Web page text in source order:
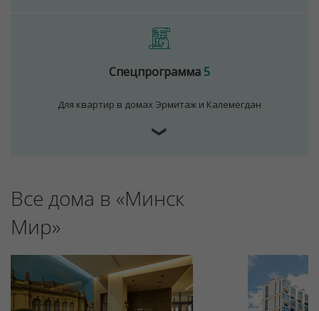
Спецпрограмма5
Для квартир в домах Эрмитаж и Калемегдан
❯
Все дома в «Минск
Мир»